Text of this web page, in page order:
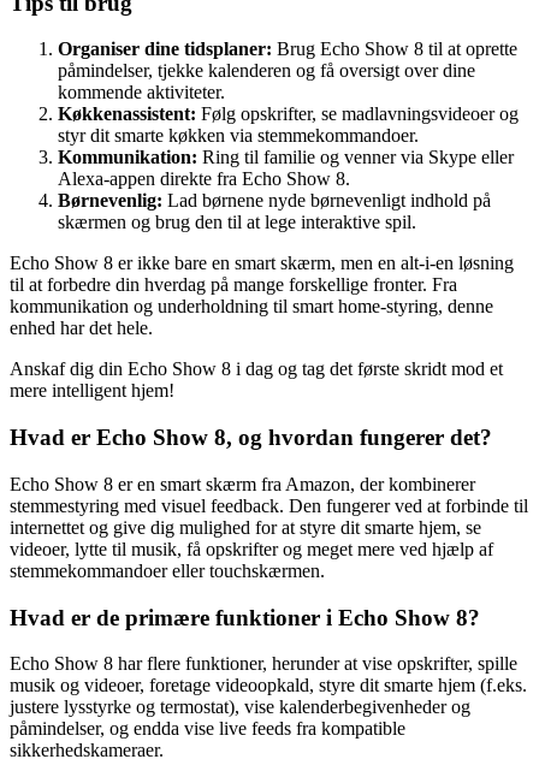
Organiser dine tidsplaner: Brug Echo Show 8 til at oprette
påmindelser, tjekke kalenderen og få oversigt over dine
kommende aktiviteter.
Køkkenassistent: Følg opskrifter, se madlavningsvideoer og
styr dit smarte køkken via stemmekommandoer.
Kommunikation: Ring til familie og venner via Skype eller
Alexa-appen direkte fra Echo Show 8.
Børnevenlig: Lad børnene nyde børnevenligt indhold på
skærmen og brug den til at lege interaktive spil.
Echo Show 8 er ikke bare en smart skærm, men en alt-i-en løsning
til at forbedre din hverdag på mange forskellige fronter. Fra
kommunikation og underholdning til smart home-styring, denne
enhed har det hele.
Anskaf dig din Echo Show 8 i dag og tag det første skridt mod et
mere intelligent hjem!
Hvad er Echo Show 8, og hvordan fungerer det?
Echo Show 8 er en smart skærm fra Amazon, der kombinerer
stemmestyring med visuel feedback. Den fungerer ved at forbinde til
internettet og give dig mulighed for at styre dit smarte hjem, se
videoer, lytte til musik, få opskrifter og meget mere ved hjælp af
stemmekommandoer eller touchskærmen.
Hvad er de primære funktioner i Echo Show 8?
Echo Show 8 har flere funktioner, herunder at vise opskrifter, spille
musik og videoer, foretage videoopkald, styre dit smarte hjem (f.eks.
justere lysstyrke og termostat), vise kalenderbegivenheder og
påmindelser, og endda vise live feeds fra kompatible
sikkerhedskameraer.